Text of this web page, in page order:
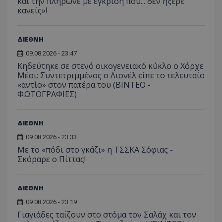
κανείς»!
ΔΙΕΘΝΗ
09.08.2026 - 23:47
Κηδεύτηκε σε στενό οικογενειακό κύκλο ο Χόρχε
Μέσι: Συντετριμμένος ο Λιονέλ είπε το τελευταίο
«αντίο» στον πατέρα του (ΒΙΝΤΕΟ -
ΦΩΤΟΓΡΑΦΙΕΣ)
ΔΙΕΘΝΗ
09.08.2026 - 23:33
Με το «πόδι στο γκάζι» η ΤΣΣΚΑ Σόφιας -
Σκόραρε ο Πίττας!
ΔΙΕΘΝΗ
09.08.2026 - 23:19
Γιαγιάδες ταΐζουν στο στόμα τον Σαλάχ και τον